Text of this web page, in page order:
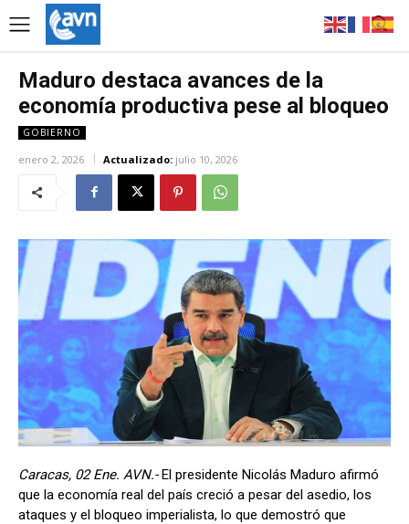
Maduro destaca avances de la
economía productiva pese al bloqueo
GOBIERNO
enero 2, 2026 Actualizado: julio 10, 2026
Caracas, 02 Ene. AVN.-El presidente Nicolás Maduro afirmó
que la economía real del país creció a pesar del asedio, los
ataques y el bloqueo imperialista, lo que demostró que